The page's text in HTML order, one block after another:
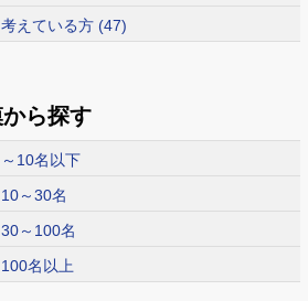
えている方 (47)
ら探す
10名以下
～30名
～100名
名以上